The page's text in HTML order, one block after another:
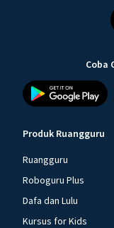
Coba
Produk Ruangguru
Ruangguru
Roboguru Plus
Dafa dan Lulu
Kursus for Kids